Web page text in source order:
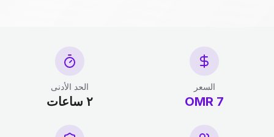
السعر
7 OMR
الحد الأدنى
٢ ساعات